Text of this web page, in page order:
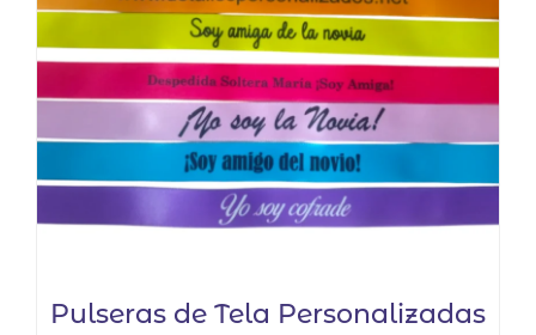
pueden
elegir
en
la
página
de
producto
Pulseras de Tela Personalizadas